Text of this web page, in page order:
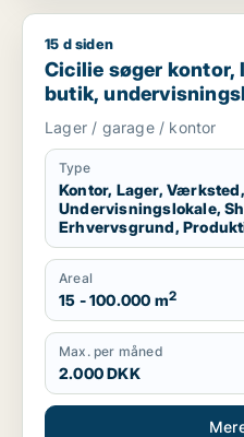
Cicilie søger kontor,
15 d siden
Cicilie søger kontor,
butik,
erhvervsgrund,
garage til leje i
Nordsjælland
Lager / garage / kontor
Type
Kontor, Lager,
Undervisningslokale,
Erhvervsgrund,
Areal
15 - 100.000 m2
Max. per måned
2.000 DKK